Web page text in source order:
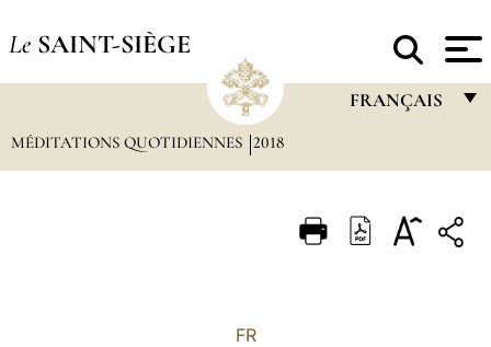
Le SAINT-SIÈGE
FRANÇAIS
ITALIANO
MÉDITATIONS QUOTIDIENNES 2018
FR